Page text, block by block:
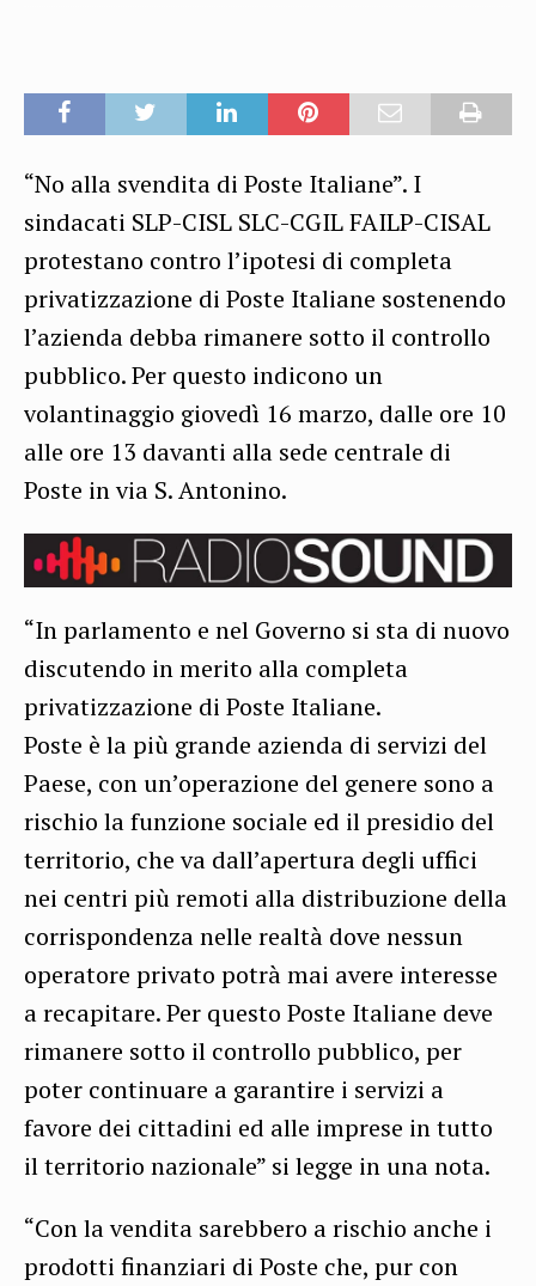
“No alla svendita di Poste Italiane”. I
sindacati SLP-CISL SLC-CGIL FAILP-CISAL
protestano contro l’ipotesi di completa
privatizzazione di Poste Italiane sostenendo
l’azienda debba rimanere sotto il controllo
pubblico. Per questo indicono un
volantinaggio giovedì 16 marzo, dalle ore 10
alle ore 13 davanti alla sede centrale di
Poste in via S. Antonino.
“In parlamento e nel Governo si sta di nuovo
discutendo in merito alla completa
privatizzazione di Poste Italiane.
Poste è la più grande azienda di servizi del
Paese, con un’operazione del genere sono a
rischio la funzione sociale ed il presidio del
territorio, che va dall’apertura degli uffici
nei centri più remoti alla distribuzione della
corrispondenza nelle realtà dove nessun
operatore privato potrà mai avere interesse
a recapitare. Per questo Poste Italiane deve
rimanere sotto il controllo pubblico, per
poter continuare a garantire i servizi a
favore dei cittadini ed alle imprese in tutto
il territorio nazionale” si legge in una nota.
“Con la vendita sarebbero a rischio anche i
prodotti finanziari di Poste che, pur con